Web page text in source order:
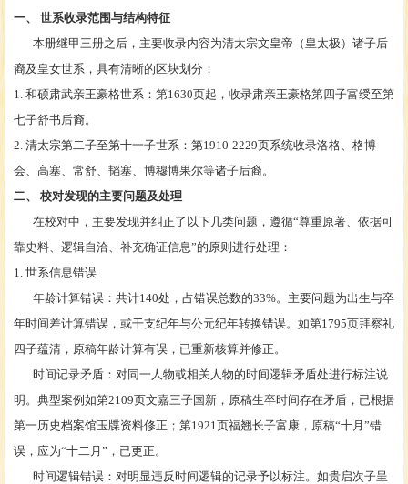
一、
世系收录范围与结构特征
本册继甲三册之后，主要收录内容为清太宗文皇帝（皇太极）诸子后
裔及皇女世系，具有清晰的区块划分：
1. 和硕肃武亲王豪格世系：第1630页起，收录肃亲王豪格第四子富绶至第
七子舒书后裔。
2. 清太宗第二子至第十一子世系：第1910-2229页系统收录洛格、格博
会、高塞、常舒、韬塞、博穆博果尔等诸子后裔。
二、
校对发现的主要问题及处理
在校对中，主要发现并纠正了以下几类问题，遵循“尊重原著、依据可
靠史料、逻辑自洽、补充确证信息”的原则进行处理：
1. 世系信息错误
年龄计算错误：共计140处，占错误总数的33%。主要问题为出生与卒
年时间差计算错误，或干支纪年与公元纪年转换错误。如第1795页拜察礼
四子蕴清，原稿年龄计算有误，已重新核算并修正。
时间记录矛盾：对同一人物或相关人物的时间逻辑矛盾处进行标注说
明。典型案例如第2109页文嘉三子国新，原稿生卒时间存在矛盾，已根据
第一历史档案馆玉牒资料修正；第1921页福翘长子富康，原稿“十月”错
误，应为“十二月”，已更正。
时间逻辑错误：对明显违反时间逻辑的记录予以标注。如贵启次子呈